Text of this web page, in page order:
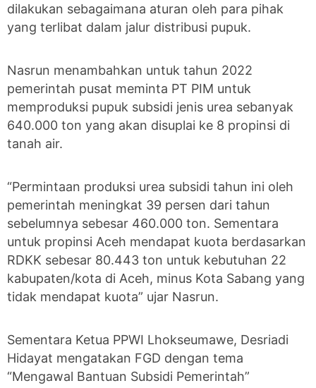
dilakukan sebagaimana aturan oleh para pihak
yang terlibat dalam jalur distribusi pupuk.
Nasrun menambahkan untuk tahun 2022
pemerintah pusat meminta PT PIM untuk
memproduksi pupuk subsidi jenis urea sebanyak
640.000 ton yang akan disuplai ke 8 propinsi di
tanah air.
“Permintaan produksi urea subsidi tahun ini oleh
pemerintah meningkat 39 persen dari tahun
sebelumnya sebesar 460.000 ton. Sementara
untuk propinsi Aceh mendapat kuota berdasarkan
RDKK sebesar 80.443 ton untuk kebutuhan 22
kabupaten/kota di Aceh, minus Kota Sabang yang
tidak mendapat kuota” ujar Nasrun.
Sementara Ketua PPWI Lhokseumawe, Desriadi
Hidayat mengatakan FGD dengan tema
“Mengawal Bantuan Subsidi Pemerintah”